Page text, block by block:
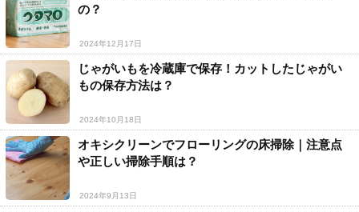
の？
2024年12月17日
じゃがいもを冷蔵庫で保存！カットしたじゃがい
もの保存方法は？
2024年10月18日
オキシクリーンでフローリングの床掃除｜注意点
や正しい掃除手順は？
2024年9月13日